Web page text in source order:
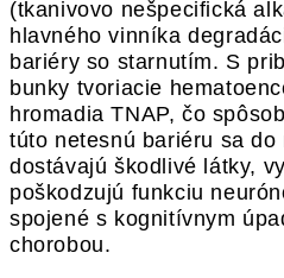
(tkanivovo nešpecifická
hlavného vinníka
bariéry so starnutím. S
bunky tvoriacie
hromadia TNAP, čo
túto netesnú bariéru sa
dostávajú škodlivé látky,
poškodzujú funkciu
spojené s kognitívnym
chorobou.